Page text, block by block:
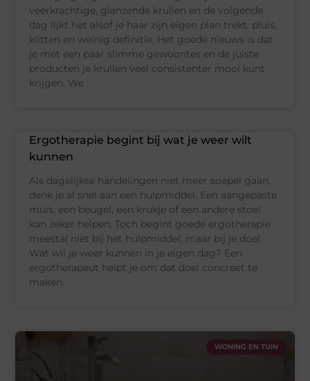
veerkrachtige, glanzende krullen en de volgende
dag lijkt het alsof je haar zijn eigen plan trekt: pluis,
klitten en weinig definitie. Het goede nieuws is dat
je met een paar slimme gewoontes en de juiste
producten je krullen veel consistenter mooi kunt
krijgen. We
Ergotherapie begint bij wat je weer wilt
kunnen
Als dagelijkse handelingen niet meer soepel gaan,
denk je al snel aan een hulpmiddel. Een aangepaste
muis, een beugel, een krukje of een andere stoel
kan zeker helpen. Toch begint goede ergotherapie
meestal niet bij het hulpmiddel, maar bij je doel.
Wat wil je weer kunnen in je eigen dag? Een
ergotherapeut helpt je om dat doel concreet te
maken.
WONING EN TUIN